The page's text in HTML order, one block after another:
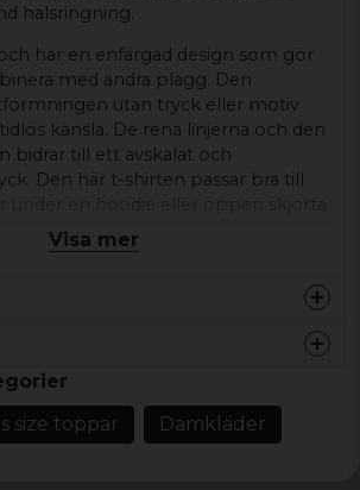
halsringning.
har en enfärgad design som gör
med andra plagg. Den
utan tryck eller motiv
känsla. De rena linjerna och den
bidrar till ett avskalat och
Den här t-shirten passar bra till
för vardag och lediga dagar där du
rak nederkant
enfärgad design
avslappnad vardagsstil
Visa mer
size toppar Damkläder